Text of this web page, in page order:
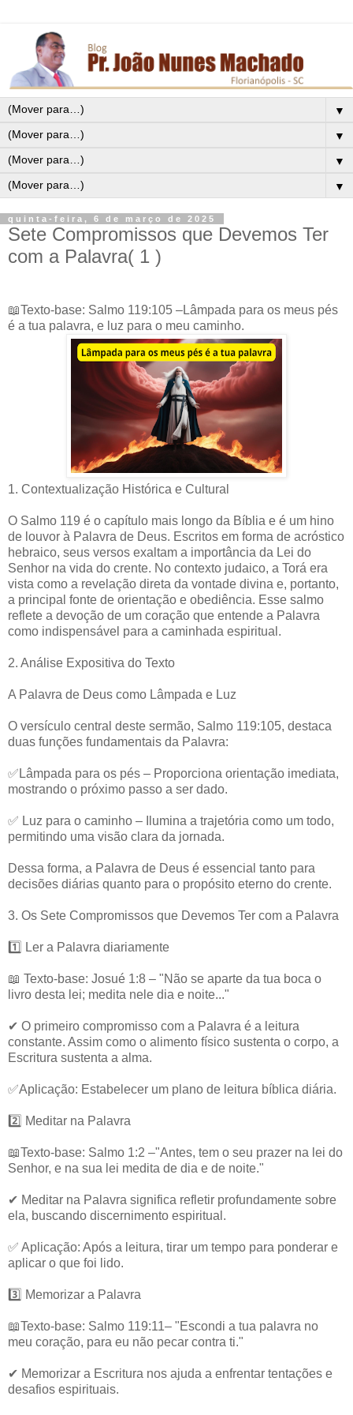
▼
▼
▼
▼
quinta-feira, 6 de março de 2025
Sete Compromissos que Devemos Ter
com a Palavra( 1 )
📖Texto-base: Salmo 119:105 –Lâmpada para os meus pés
é a tua palavra, e luz para o meu caminho.
1. Contextualização Histórica e Cultural
O Salmo 119 é o capítulo mais longo da Bíblia e é um hino
de louvor à Palavra de Deus. Escritos em forma de acróstico
hebraico, seus versos exaltam a importância da Lei do
Senhor na vida do crente. No contexto judaico, a Torá era
vista como a revelação direta da vontade divina e, portanto,
a principal fonte de orientação e obediência. Esse salmo
reflete a devoção de um coração que entende a Palavra
como indispensável para a caminhada espiritual.
2. Análise Expositiva do Texto
A Palavra de Deus como Lâmpada e Luz
O versículo central deste sermão, Salmo 119:105, destaca
duas funções fundamentais da Palavra:
✅Lâmpada para os pés – Proporciona orientação imediata,
mostrando o próximo passo a ser dado.
✅ Luz para o caminho – Ilumina a trajetória como um todo,
permitindo uma visão clara da jornada.
Dessa forma, a Palavra de Deus é essencial tanto para
decisões diárias quanto para o propósito eterno do crente.
3. Os Sete Compromissos que Devemos Ter com a Palavra
1️⃣ Ler a Palavra diariamente
📖 Texto-base: Josué 1:8 – "Não se aparte da tua boca o
livro desta lei; medita nele dia e noite..."
✔ O primeiro compromisso com a Palavra é a leitura
constante. Assim como o alimento físico sustenta o corpo, a
Escritura sustenta a alma.
✅Aplicação: Estabelecer um plano de leitura bíblica diária.
2️⃣ Meditar na Palavra
📖Texto-base: Salmo 1:2 –"Antes, tem o seu prazer na lei do
Senhor, e na sua lei medita de dia e de noite."
✔ Meditar na Palavra significa refletir profundamente sobre
ela, buscando discernimento espiritual.
✅ Aplicação: Após a leitura, tirar um tempo para ponderar e
aplicar o que foi lido.
3️⃣ Memorizar a Palavra
📖Texto-base: Salmo 119:11– "Escondi a tua palavra no
meu coração, para eu não pecar contra ti."
✔ Memorizar a Escritura nos ajuda a enfrentar tentações e
desafios espirituais.